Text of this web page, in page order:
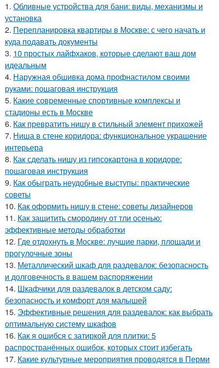
1. Обливные устройства для бани: виды, механизмы и
установка
2. Перепланировка квартиры в Москве: с чего начать и
куда подавать документы
3. 10 простых лайфхаков, которые сделают ваш дом
идеальным
4. Наружная обшивка дома профнастилом своими
руками: пошаговая инструкция
5. Какие современные спортивные комплексы и
стадионы есть в Москве
6. Как превратить нишу в стильный элемент прихожей
7. Ниша в стене коридора: функциональное украшение
интерьера
8. Как сделать нишу из гипсокартона в коридоре:
пошаговая инструкция
9. Как обыграть неудобные выступы: практические
советы
10. Как оформить нишу в стене: советы дизайнеров
11. Как защитить смородину от тли осенью:
эффективные методы обработки
12. Где отдохнуть в Москве: лучшие парки, площади и
прогулочные зоны
13. Металлический шкаф для раздевалок: безопасность
и долговечность в вашем распоряжении
14. Шкафчики для раздевалок в детском саду:
безопасность и комфорт для малышей
15. Эффективные решения для раздевалок: как выбрать
оптимальную систему шкафов
16. Как я ошибся с затиркой для плитки: 5
распространённых ошибок, которых стоит избегать
17. Какие культурные мероприятия проводятся в Перми